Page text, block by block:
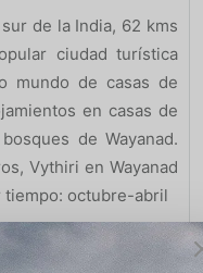
de la India, 62 kms
ciudad turística
mundo de casas de
en casas de
de Wayanad.
Vythiri en Wayanad
tiempo: octubre-abril